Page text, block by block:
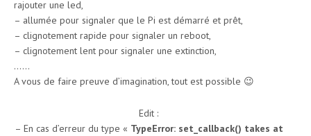
rajouter une led,
– allumée pour signaler que le Pi est démarré et prêt,
– clignotement rapide pour signaler un reboot,
– clignotement lent pour signaler une extinction,
……
A vous de faire preuve d’imagination, tout est possible 😉
Edit :
– En cas d’erreur du type « TypeError: set_callback() takes at